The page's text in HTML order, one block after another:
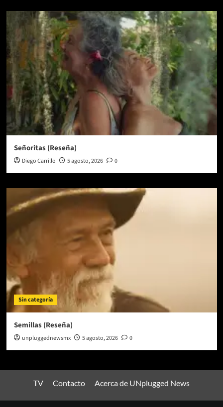
Señoritas (Reseña)
Diego Carrillo 5 agosto, 2026 0
Sin categoría
Semillas (Reseña)
unpluggednewsmx 5 agosto, 2026 0
TV Contacto Acerca de UNplugged News